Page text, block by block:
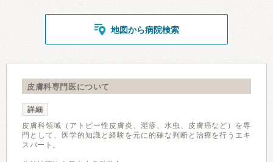
地図から病院検索
皮膚科専門医について
詳細
皮膚科領域（アトピー性皮膚炎、湿疹、水虫、皮膚癌など）を専
門として、医学的知識と経験を元に的確な判断と治療を行うエキ
スパート。